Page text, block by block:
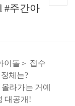
#주간아
이돌＞ 접수
체는?
라가는 거예
대공개!